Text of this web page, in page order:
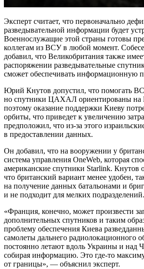
Эксперт считает, что первоначально
разведывательной информации будет
Военнослужащие этой страны готовы
коллегам из ВСУ в любой момент.
добавил, что Великобритания также
распоряжении разведывательные
сможет обеспечивать информационную
Юрий Кнутов допустил, что помогать
но спутники ЦАХАЛ ориентированы на
поэтому оказание поддержки Киеву
орбиты, что приведет к увеличению
предположил, что из-за этого
в предоставлении данных.
Он добавил, что на вооружении у
система управления OneWeb, которая
американские спутники Starlink. Кнутов
что британский вариант менее удобен,
на получение данных батальонами и
и не подходит для мелких подразделений.
«Франция, конечно, может произвести
дополнительных спутников и таким
проблему обеспечения Киева
самолеты дальнего радиолокационного
постоянно летают вдоль Украины и над
собирая информацию. Это где-то
от границы», — объяснил эксперт.